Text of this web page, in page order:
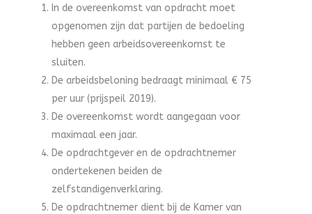
In de overeenkomst van opdracht moet
opgenomen zijn dat partijen de bedoeling
hebben geen arbeidsovereenkomst te
sluiten.
De arbeidsbeloning bedraagt minimaal € 75
per uur (prijspeil 2019).
De overeenkomst wordt aangegaan voor
maximaal een jaar.
De opdrachtgever en de opdrachtnemer
ondertekenen beiden de
zelfstandigenverklaring.
De opdrachtnemer dient bij de Kamer van